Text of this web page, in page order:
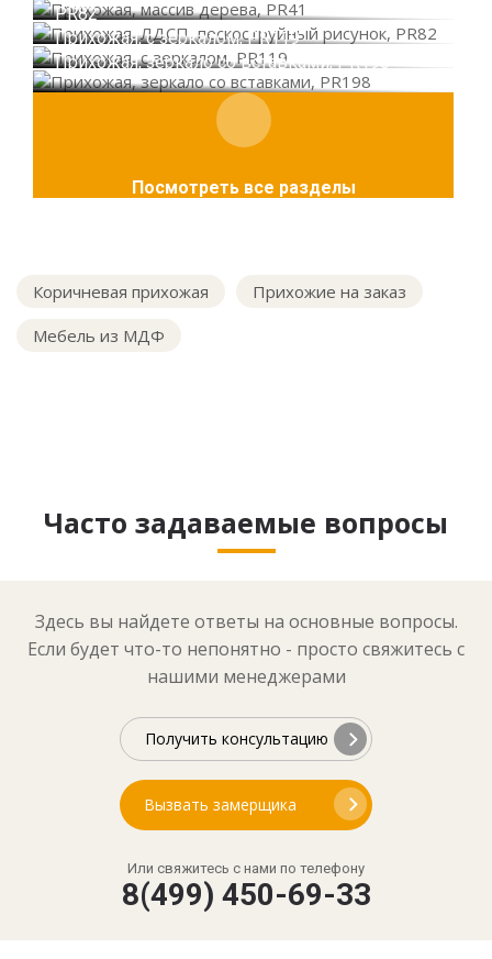
PR82
Прихожая, с зеркалом, PR119
Прихожая, зеркало со вставками, PR198
Посмотреть все разделы
Коричневая прихожая
Прихожие на заказ
Мебель из МДФ
Часто задаваемые вопросы
Здесь вы найдете ответы на основные вопросы.
Если будет что-то непонятно - просто свяжитесь с
нашими менеджерами
Получить консультацию
Вызвать замерщика
Или свяжитесь с нами по телефону
8(499) 450-69-33